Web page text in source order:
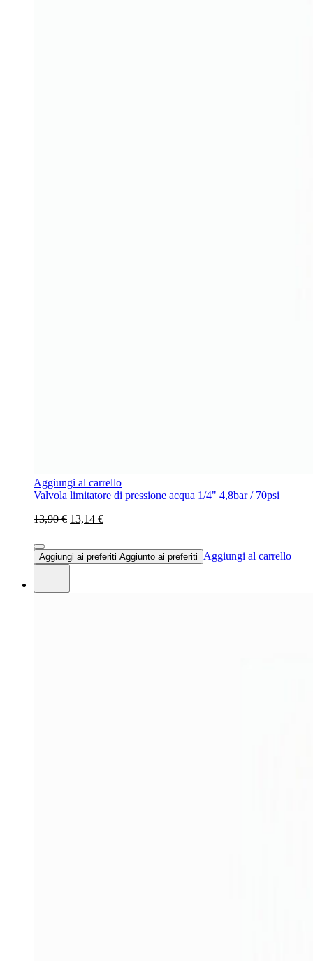
Aggiungi al carrello
Valvola limitatore di pressione acqua 1/4" 4,8bar / 70psi
13,90 € 13,14 €
Aggiungi ai preferiti Aggiunto ai preferiti Aggiungi al carrello